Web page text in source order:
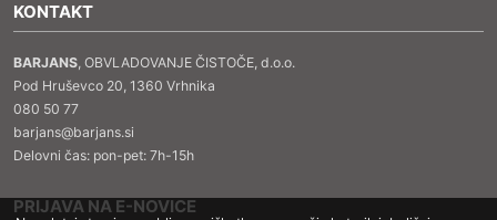
KONTAKT
BARJANS , OBVLADOVANJE ČISTOČE, d.o.o.
Pod Hruševco 20, 1360 Vrhnika
080 50 77
barjans@barjans.si
Delovni čas: pon-pet: 7h-15h
PRIJAVA NA E-NOVICE